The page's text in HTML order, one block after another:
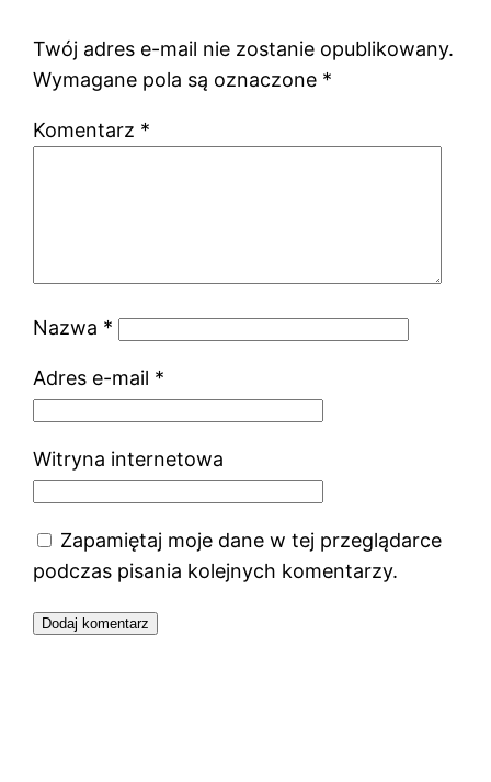
Twój adres e-mail nie zostanie opublikowany.
Wymagane pola są oznaczone *
Komentarz *
Nazwa *
Adres e-mail *
Witryna internetowa
Zapamiętaj moje dane w tej przeglądarce
podczas pisania kolejnych komentarzy.